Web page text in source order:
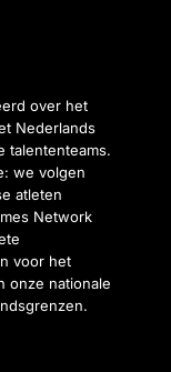
over het
Nederlands
talententeams.
we volgen
atleten
Network
voor het
onze nationale